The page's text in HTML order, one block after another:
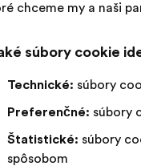
informácie vo
informovaný a
používateľom sú
k otvoreniu účtu
chceme my a naši
súbory cookie
Technické: súbory
Preferenčné: súbory
Štatistické: súbory
spôsobom